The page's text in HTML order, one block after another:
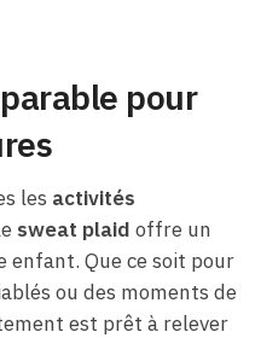
pour
les activités
sweat plaid offre un
enfant. Que ce soit pour
ou des moments de
est prêt à relever